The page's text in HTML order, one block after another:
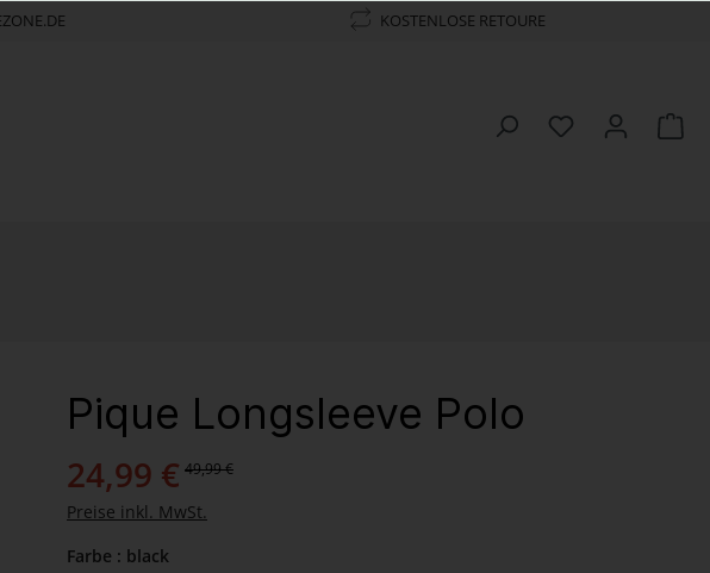
KOSTENLOSE RETOURE
Pique Longsleeve Polo
24,99 € 49,99 €
Preise inkl. MwSt.
Farbe : black